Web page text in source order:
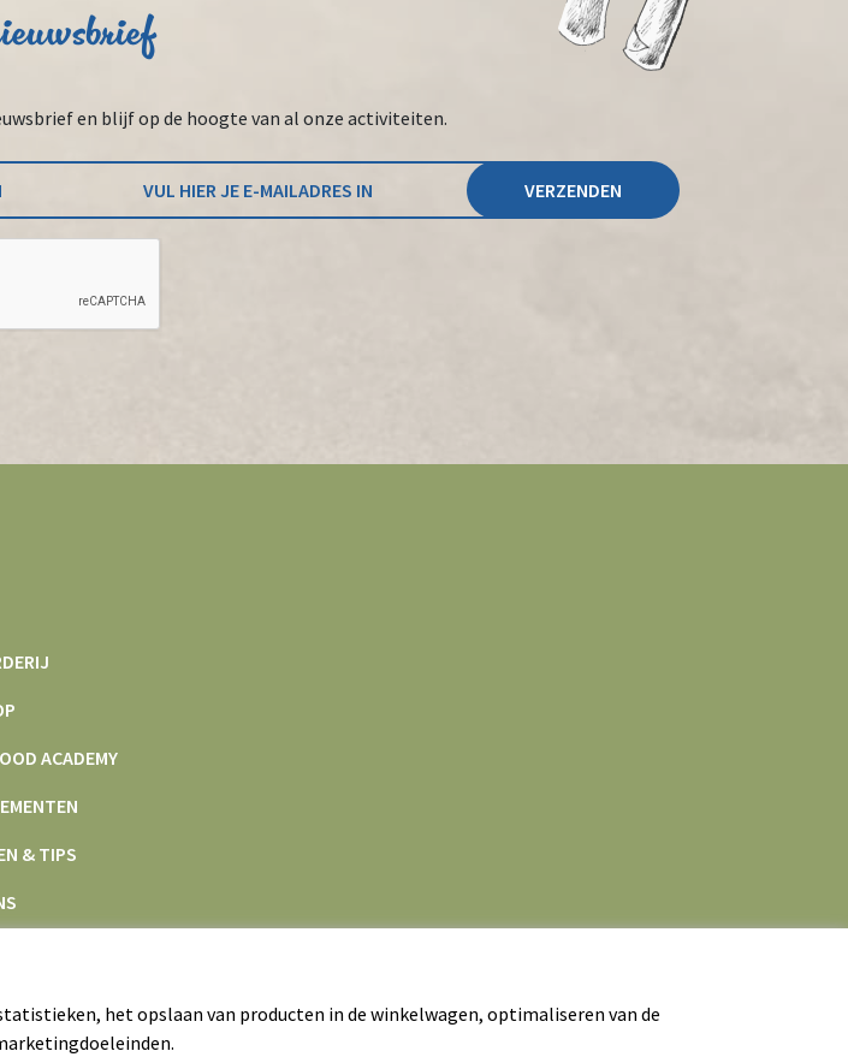
en blijf op de hoogte van al onze activiteiten.
ACADEMY
& TIPS
het opslaan van producten in de winkelwagen, optimaliseren van de